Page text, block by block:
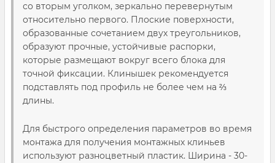
со вторым уголком, зеркально перевернутым
относительно первого. Плоские поверхности,
образованные сочетанием двух треугольников,
образуют прочные, устойчивые распорки,
которые размещают вокруг всего блока для
точной фиксации. Клинышек рекомендуется
подставлять под профиль не более чем на ⅔
длины.
Для быстрого определения параметров во время
монтажа для получения монтажных клиньев
используют разноцветный пластик. Ширина - 30-